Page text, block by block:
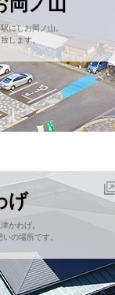
にしお岡ノ山。
します。
げ
かわげ。
の場所です。